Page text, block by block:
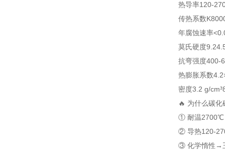
热导率120-
传热系数K
年腐蚀速率
莫氏硬度9.2
抗弯强度400-
热膨胀系数
密度3.2 g/cm³
🔥 为什么碳化
① 耐温
② 导热120-
③ 化学惰性→